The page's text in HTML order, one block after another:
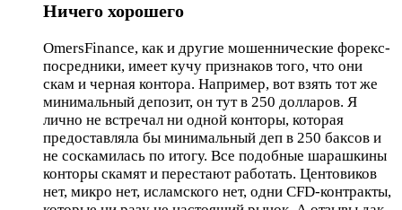
Ничего хорошего
OmersFinance, как и другие мошеннические форекс-
посредники, имеет кучу признаков того, что они
скам и черная контора. Например, вот взять тот же
минимальный депозит, он тут в 250 долларов. Я
лично не встречал ни одной конторы, которая
предоставляла бы минимальный деп в 250 баксов и
не соскамилась по итогу. Все подобные шарашкины
конторы скамят и перестают работать. Центовиков
нет, микро нет, исламского нет, одни CFD-контракты,